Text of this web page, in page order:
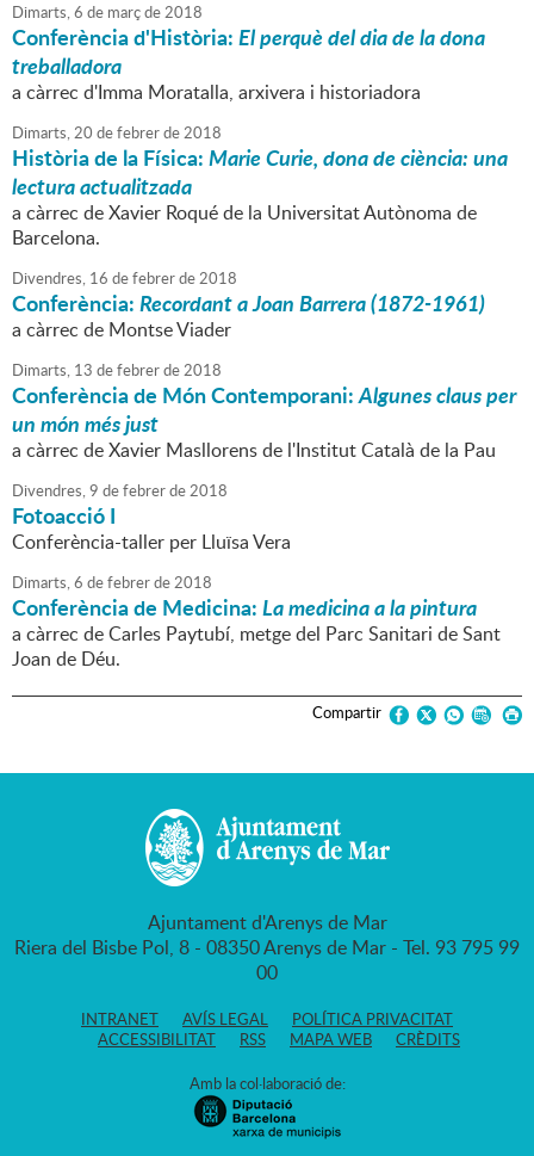
Dimarts,6 de marçde2018
Conferència d'Història:El perquè del dia de la dona
treballadora
a càrrec d'Imma Moratalla, arxivera i historiadora
Dimarts,20 defebrerde2018
Història de la Física:Marie Curie, dona de ciència: una
lectura actualitzada
a càrrec de Xavier Roqué de la Universitat Autònoma de
Barcelona.
Divendres, 16 defebrerde2018
Conferència:Recordant a Joan Barrera (1872-1961)
a càrrec de Montse Viader
Dimarts, 13 defebrerde2018
Conferència de Món Contemporani:Algunes claus per
un món més just
a càrrec de Xavier Masllorens de l'Institut Català de la Pau
Divendres,9 defebrerde2018
Fotoacció I
Conferència-taller per Lluïsa Vera
Dimarts,6 defebrerde2018
Conferència de Medicina:La medicina a la pintura
a càrrec de Carles Paytubí, metge del Parc Sanitari de Sant
Joan de Déu.
Compartir
Ajuntament d'Arenys de Mar
Riera del Bisbe Pol, 8 - 08350 Arenys de Mar - Tel. 93 795 99
00
INTRANET AVÍS LEGAL
POLÍTICA PRIVACITAT
ACCESSIBILITAT
RSS MAPA WEB CRÈDITS
Amb la col·laboració de: